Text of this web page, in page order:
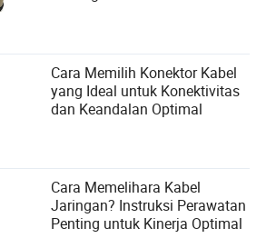
Cara Memilih Konektor Kabel
yang Ideal untuk Konektivitas
dan Keandalan Optimal
Cara Memelihara Kabel
Jaringan? Instruksi Perawatan
Penting untuk Kinerja Optimal